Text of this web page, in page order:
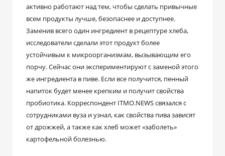
активно работают над тем, чтобы сделать привычные
всем продукты лучше, безопаснее и доступнее.
Заменив всего один ингредиент в рецептуре хлеба,
исследователи сделали этот продукт более
устойчивым к микроорганизмам, вызывающим его
порчу. Сейчас они экспериментируют с заменой этого
же ингредиента в пиве. Если все получится, пенный
напиток будет менее крепким и получит свойства
пробиотика. Корреспондент ITMO.NEWS связался с
сотрудниками вуза и узнал, как свойства пива зависят
от дрожжей, а также как хлеб может «заболеть»
картофельной болезнью.